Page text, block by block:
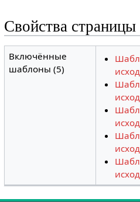
Свойства страницы
Включённые
шаблоны (5)